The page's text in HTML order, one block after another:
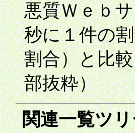
悪質Ｗｅｂ
秒に１件の
割合）と比
部抜粋）
関連一覧ツリ